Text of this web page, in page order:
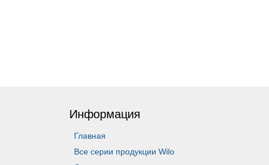
Информация
Главная
Все серии продукции Wilo